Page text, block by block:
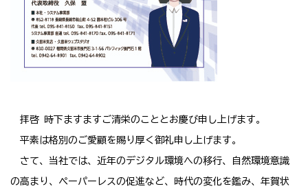
拝啓 時下ますますご清栄のこととお慶び申し上げます。
平素は格別のご愛顧を賜り厚く御礼申し上げます。
さて、当社では、近年のデジタル環境への移行、自然環境意識
の高まり、ペーパーレスの促進など、時代の変化を鑑み、年賀状